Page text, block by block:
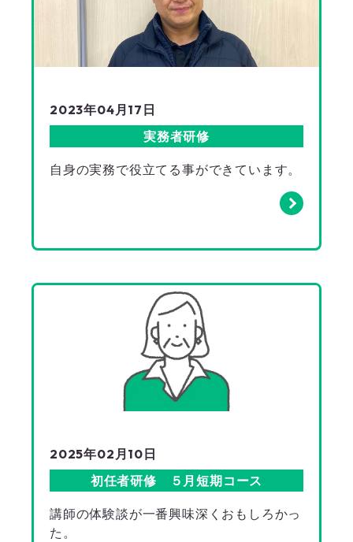
2023年04月17日
実務者研修
自身の実務で役立てる事ができています。
2025年02月10日
初任者研修 ５月短期コース
講師の体験談が一番興味深くおもしろかっ
た。